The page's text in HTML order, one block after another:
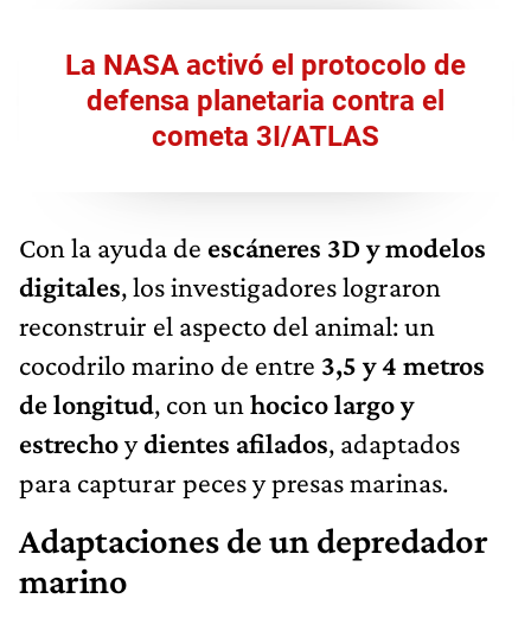
La NASA activó el protocolo de
defensa planetaria contra el
cometa 3I/ATLAS
Con la ayuda de escáneres 3D y modelos
digitales, los investigadores lograron
reconstruir el aspecto del animal: un
cocodrilo marino de entre 3,5 y 4 metros
de longitud, con un hocico largo y
estrechoydientes afilados, adaptados
para capturar peces y presas marinas.
Adaptaciones de un depredador
marino